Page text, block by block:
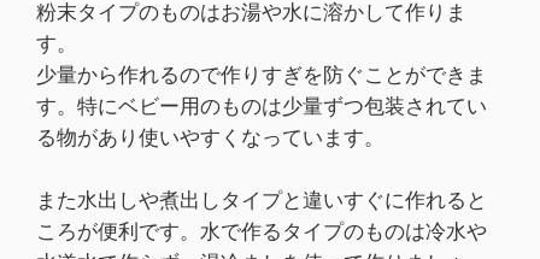
粉末タイプのものはお湯や水に溶かして作りま
す。
少量から作れるので作りすぎを防ぐことができま
す。特にベビー用のものは少量ずつ包装されてい
る物があり使いやすくなっています。
また水出しや煮出しタイプと違いすぐに作れると
ころが便利です。水で作るタイプのものは冷水や